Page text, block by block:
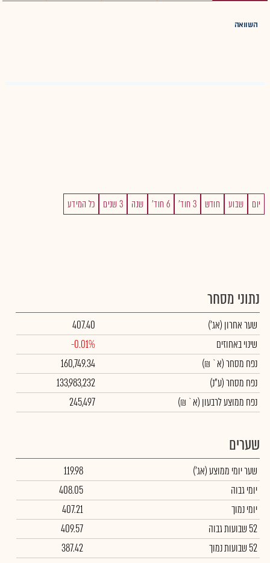
השוואה
יום שבוע חודש 3 חוד' 6 חוד' שנה 3 שנים כל המידע
נתוני מסחר
שער אחרון (אג')
407.40
שינוי באחוזים
-0.01%
נפח מסחר(א` ₪)
160,749.34
נפח מסחר(ע"נ)
133,983,232
נפח ממוצע לרבעון (א` ₪)
245,497
שערים
שער יומי ממוצע(אג')
119.98
יומי גבוה
408.05
יומי נמוך
407.21
52 שבועות גבוה
409.57
52 שבועות נמוך
387.42